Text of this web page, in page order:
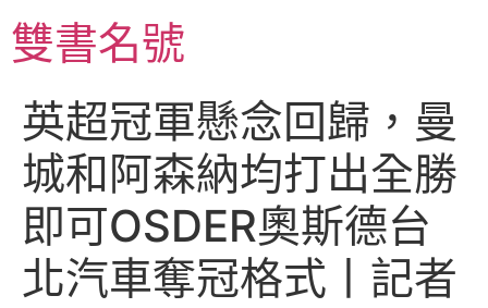
至
主雙書名號
英超冠軍懸念回歸，曼
城和阿森納均打出全勝
即可OSDER奧斯德台
北汽車奪冠格式丨記者